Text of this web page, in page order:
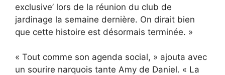
exclusive’ lors de la réunion du club de
jardinage la semaine dernière. On dirait bien
que cette histoire est désormais terminée. »
« Tout comme son agenda social, » ajouta avec
un sourire narquois tante Amy de Daniel. « La